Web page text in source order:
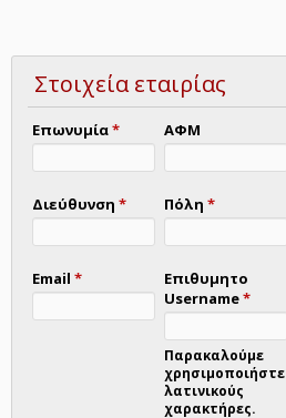
Στοιχεία εταιρίας
Επωνυμία* ΑΦΜ
Διεύθυνση * Πόλη*
Email *
Επιθυμητο
Username*
Παρακαλούμε
χρησιμοποιήστε
λατινικούς
χαρακτήρες.